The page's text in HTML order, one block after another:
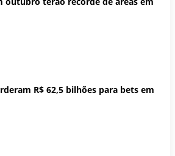
R$ 62,5 bilhões para bets em